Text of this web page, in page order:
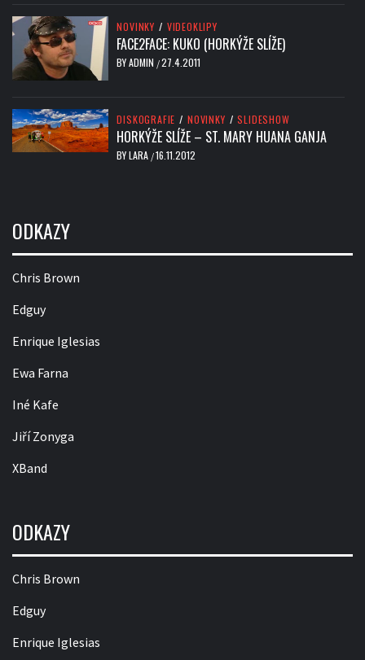
NOVINKY / VIDEOKLIPY
FACE2FACE: KUKO (HORKÝŽE SLÍŽE)
BYADMIN /27.4.2011
DISKOGRAFIE / NOVINKY / SLIDESHOW
HORKÝŽE SLÍŽE – ST. MARY HUANA GANJA
BYLARA /16.11.2012
ODKAZY
Chris Brown
Edguy
Enrique Iglesias
Ewa Farna
Iné Kafe
Jiří Zonyga
XBand
ODKAZY
Chris Brown
Edguy
Enrique Iglesias